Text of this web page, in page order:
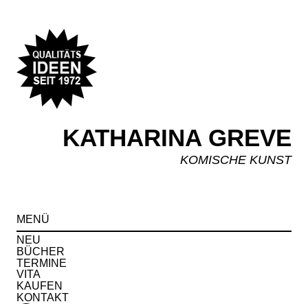
KATHARINA GREVE
KOMISCHE KUNST
MENÜ
NEU
BÜCHER
TERMINE
VITA
KAUFEN
KONTAKT